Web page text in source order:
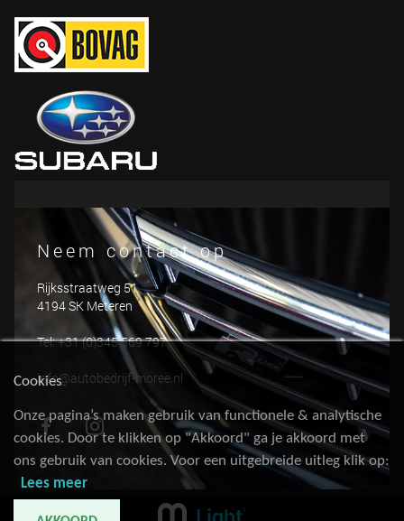
Neem contact op
Rijksstraatweg 51
4194 SK Meteren
Tel: +31 (0)345 569 797
info@autobedrijf-moree.nl
Cookies
Onze pagina’s maken gebruik van functionele & analytische
cookies. Door te klikken op "Akkoord" ga je akkoord met
ons gebruik van cookies. Voor een uitgebreide uitleg klik op:
Lees meer